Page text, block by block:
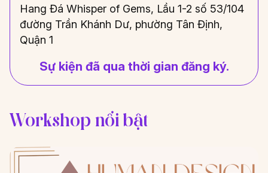
Hang Đá Whisper of Gems, Lầu 1-2 số 53/104
đường Trần Khánh Dư, phường Tân Định,
Quận 1
Sự kiện đã qua thời gian đăng ký.
Workshop nổi bật